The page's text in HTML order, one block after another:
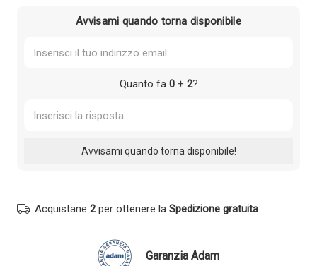
Avvisami quando torna disponibile
Quanto fa 0+ 2?
Acquistane 2per ottenere la Spedizione gratuita
Garanzia Adam